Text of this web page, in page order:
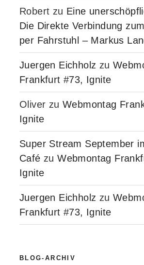
Robert zu Eine
Die Direkte Verbindung
per Fahrstuhl – Markus
Juergen Eichholz zu
Frankfurt #73, Ignite
Oliver zuWebmontag
Ignite
Super Stream September
Café zuWebmontag
Ignite
Juergen Eichholz zu
Frankfurt #73, Ignite
BLOG-ARCHIV